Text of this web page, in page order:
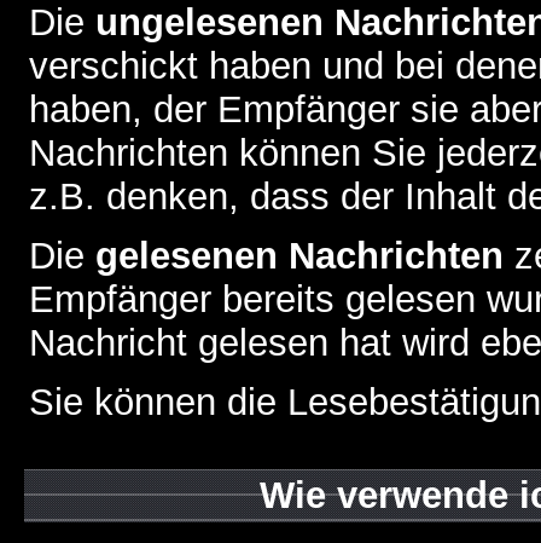
Die ungelesenen
verschickt haben und bei
haben, der Empfänger sie
Nachrichten können Sie
z.B. denken, dass der Inhalt
Die gelesenen Nachrichten
Empfänger bereits gelesen
Nachricht gelesen hat wird
Sie können die
Wie verwende